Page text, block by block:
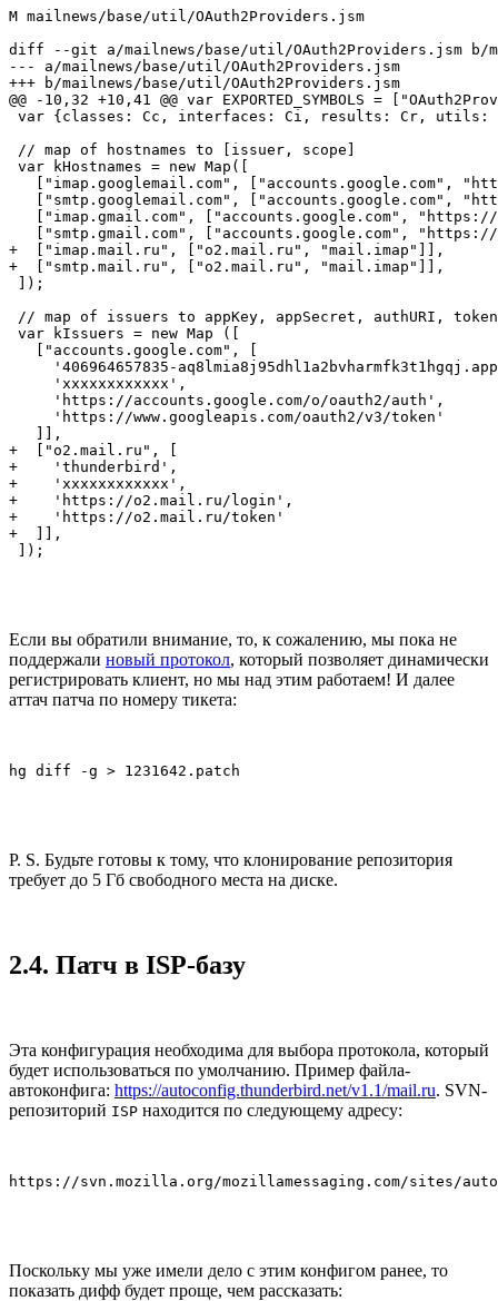
M mailnews/base/util/OAuth2Providers.jsm
diff --git a/mailnews/base/util/OAuth2Providers.jsm b/
--- a/mailnews/base/util/OAuth2Providers.jsm
+++ b/mailnews/base/util/OAuth2Providers.jsm
@@ -10,32 +10,41 @@ var EXPORTED_SYMBOLS =
var {classes: Cc, interfaces: Ci, results: Cr, utils:
// map of hostnames to [issuer, scope]
var kHostnames = new Map([
["imap.googlemail.com", ["accounts.google.com",
["smtp.googlemail.com", ["accounts.google.com",
["imap.gmail.com", ["accounts.google.com",
["smtp.gmail.com", ["accounts.google.com",
+  ["imap.mail.ru", ["o2.mail.ru", "mail.imap"]],
+  ["smtp.mail.ru", ["o2.mail.ru", "mail.imap"]],
]);
// map of issuers to appKey, appSecret, authURI,
var kIssuers = new Map ([
   ["accounts.google.com", [
'406964657835-
     'xxxxxxxxxxxx',
     'https://accounts.google.com/o/oauth2/auth',
     'https://www.googleapis.com/oauth2/v3/token'
   ]],
+  ["o2.mail.ru", [
+    'thunderbird',
+    'xxxxxxxxxxxx',
+    'https://o2.mail.ru/login',
+    'https://o2.mail.ru/token'
+  ]],
]);
Если вы обратили внимание, то, к сожалению, мы пока не
поддержали новый протокол, который позволяет динамически
регистрировать клиент, но мы над этим работаем! И далее
аттач патча по номеру тикета:
hg diff -g > 1231642.patch
P. S. Будьте готовы к тому, что клонирование репозитория
требует до 5 Гб свободного места на диске.
2.4. Патч в ISP-базу
Эта конфигурация необходима для выбора протокола, который
будет использоваться по умолчанию. Пример файла-
автоконфига: https://autoconfig.thunderbird.net/v1.1/mail.ru. SVN-
репозиторий ISP находится по следующему адресу:
https://svn.mozilla.org/mozillamessaging.com/sites/
Поскольку мы уже имели дело с этим конфигом ранее, то
показать дифф будет проще, чем рассказать: